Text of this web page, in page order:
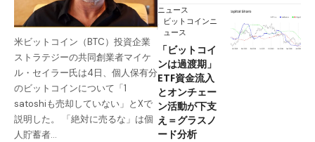
米ビットコイン（BTC）投資企業
ストラテジーの共同創業者マイケ
ル・セイラー氏は4日、個人保有分
のビットコインについて「1
satoshiも売却していない」とXで
説明した。 「絶対に売るな」は個
人貯蓄者…
ニュース
ビットコインニ
ュース
「ビットコイ
ンは過渡期」
ETF資金流入
とオンチェー
ン活動が下支
え＝グラスノ
ード分析